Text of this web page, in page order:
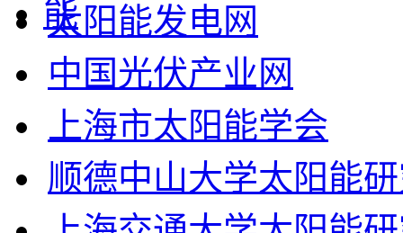
太阳能发电网
中国光伏产业网
上海市太阳能学会
顺德中山大学太阳能